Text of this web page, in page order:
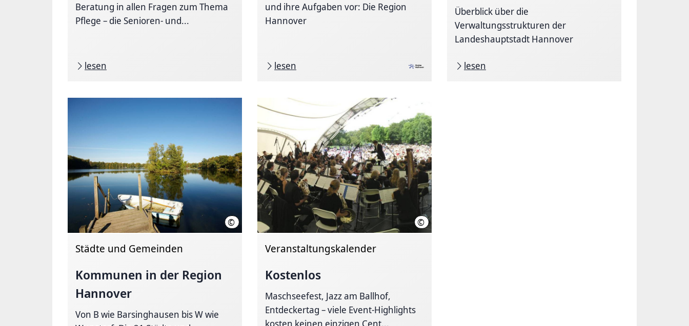
Beratung in allen Fragen zum Thema
Pflege – die Senioren- und...
lesen
und ihre Aufgaben vor: Die Region
Hannover
lesen
Überblick über die
Verwaltungsstrukturen der
Landeshauptstadt Hannover
lesen
© C.Wyrwa
Städte und Gemeinden
Kommunen in der Region
Hannover
Von B wie Barsinghausen bis W wie
© Roland & Jemima Jacques (Quelle)
Veranstaltungskalender
Kostenlos
Maschseefest, Jazz am Ballhof,
Entdeckertag – viele Event-Highlights
kosten keinen einzigen Cent...